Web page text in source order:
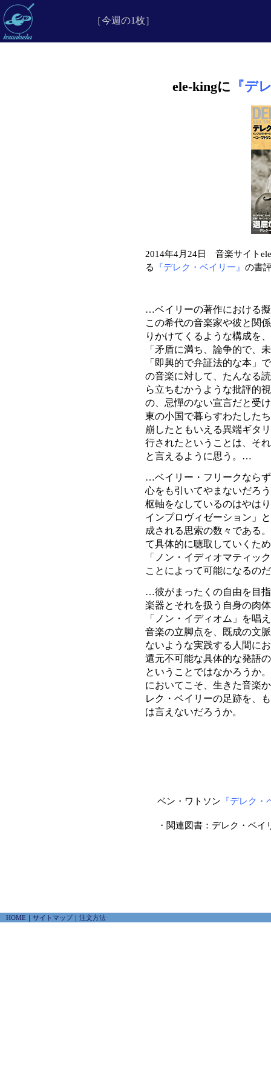
［今週の1枚］
ele-kingに 『デ
2014年4月24日 音楽サイト
る
『デレク・ベイリー』 の書
…ベイリーの著作における
この希代の音楽家や彼と関
りかけてくるような構成を
「矛盾に満ち、論争的で、
「即興的で弁証法的な本」
の音楽に対して、たんなる
ら立ちむかうような批評的
の、忌憚のない宣言だと受
東の小国で暮らすわたした
崩したともいえる異端ギタ
行されたということは、そ
と言えるように思う。…
…ベイリー・フリークなら
心をも引いてやまないだろ
枢軸をなしているのはやは
インプロヴィゼーション」
成される思索の数々である
て具体的に聴取していくた
「ノン・イディオマティッ
ことによって可能になるの
…彼がまったくの自由を目
楽器とそれを扱う自身の肉
「ノン・イディオム」を唱
音楽の立脚点を、既成の文
ないような実践する人間に
還元不可能な具体的な発語
ということではなかろうか
においてこそ、生きた音楽
レク・ベイリーの足跡を、
は言えないだろうか。
ベン・ワトソン 『デレク
・関連図書：デレク・ベイ
HOME ｜ サイトマップ｜ 注文方法